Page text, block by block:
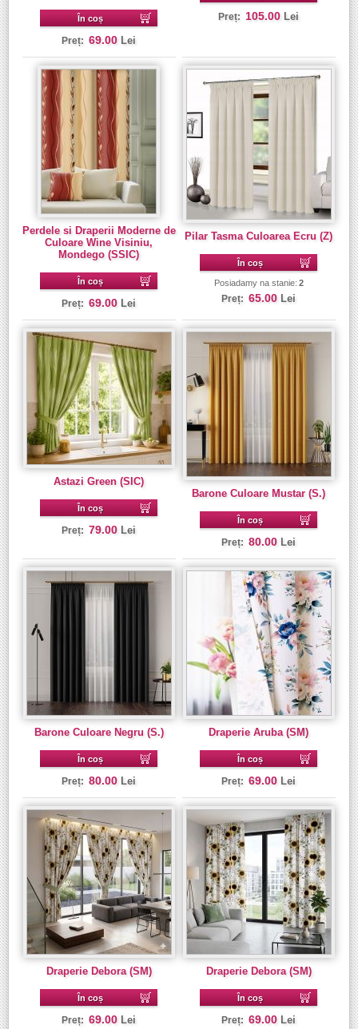
În coș
Preț: 69.00 Lei
Preț: 105.00 Lei
Perdele si Draperii Moderne de
Culoare Wine Visiniu,
Mondego (SSIC)
În coș
Preț: 69.00 Lei
Pilar Tasma Culoarea Ecru (Z)
În coș
Posiadamy na stanie: 2
Preț: 65.00 Lei
Astazi Green (SIC)
În coș
Preț: 79.00 Lei
Barone Culoare Mustar (S.)
În coș
Preț: 80.00 Lei
Barone Culoare Negru (S.)
În coș
Preț: 80.00 Lei
Draperie Aruba (SM)
În coș
Preț: 69.00 Lei
Draperie Debora (SM)
În coș
Preț: 69.00 Lei
Draperie Debora (SM)
În coș
Preț: 69.00 Lei